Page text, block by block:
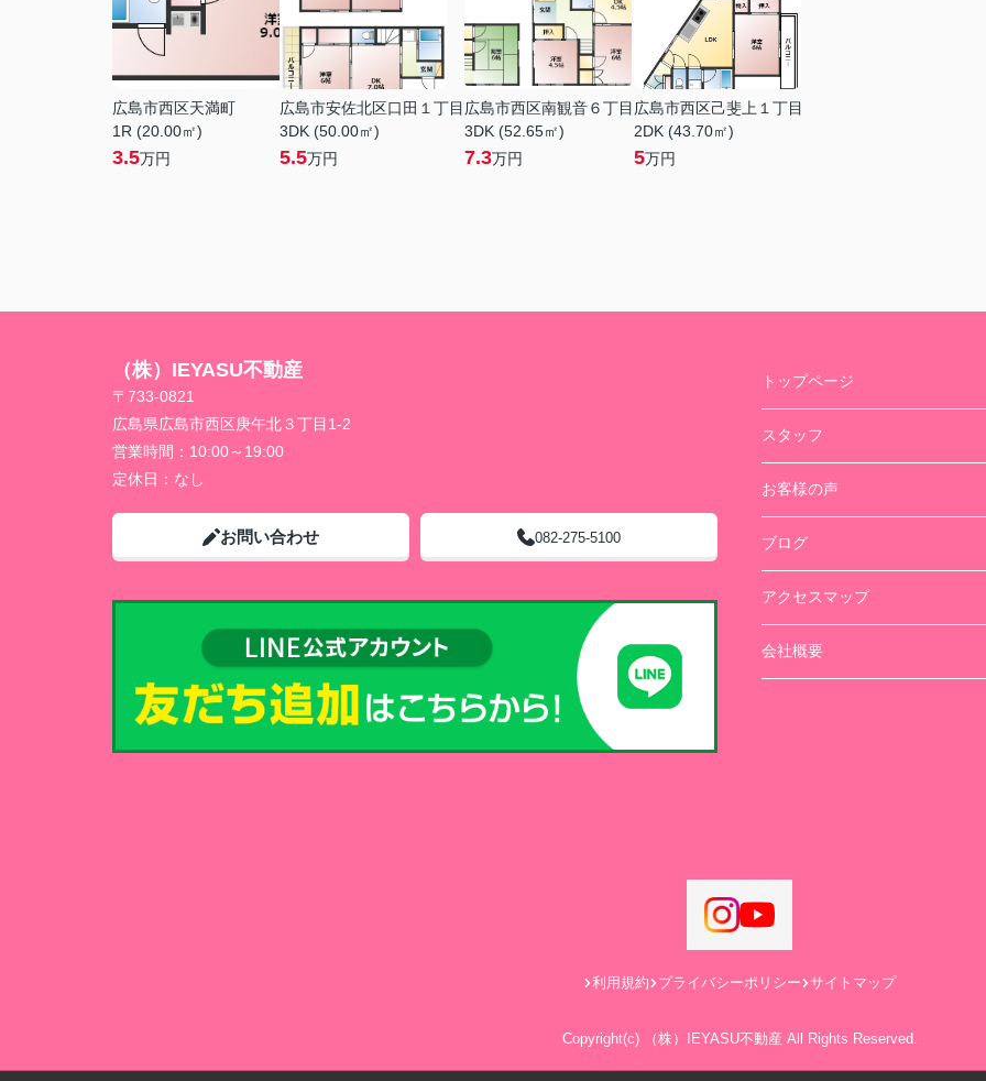
広島市西区天満町
1R (20.00㎡)
3.5万円
広島市安佐北区口田１丁目
3DK (50.00㎡)
5.5万円
広島市西区南観音６丁目
3DK (52.65㎡)
7.3万円
広島市西区己斐上１丁目
2DK (43.70㎡)
5万円
（株）IEYASU不動産
〒733-0821
広島県広島市西区庚午北３丁目1-2
営業時間： 10:00～19:00
定休日： なし
お問い合わせ 082-275-5100
トップページ
スタッフ
お客様の声
ブログ
アクセスマップ
会社概要
利用規約 プライバシーポリシー サイトマップ
Copyright(c) （株）IEYASU不動産 All Rights Reserved.